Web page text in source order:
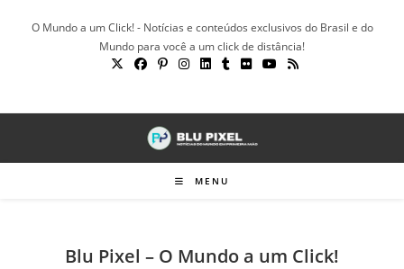
O Mundo a um Click! - Notícias e conteúdos exclusivos do Brasil e do
Mundo para você a um click de distância!
MENU
Blu Pixel – O Mundo a um Click!